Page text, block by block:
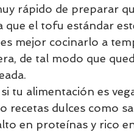
rápido de preparar
el tofu estándar
mejor cocinarlo a
de tal modo que
tu alimentación es
dulces como
en proteínas y rico